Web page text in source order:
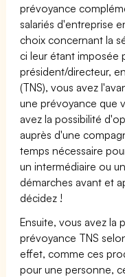
prévoyance
salariés d'entreprise
choix concernant la
ci leur étant imposée
président/directeur,
(TNS), vous avez
une prévoyance que
avez la possibilité
auprès d'une
temps nécessaire
un intermédiaire ou
démarches avant et
décidez !
Ensuite, vous avez la
prévoyance TNS
effet, comme ces
pour une personne,